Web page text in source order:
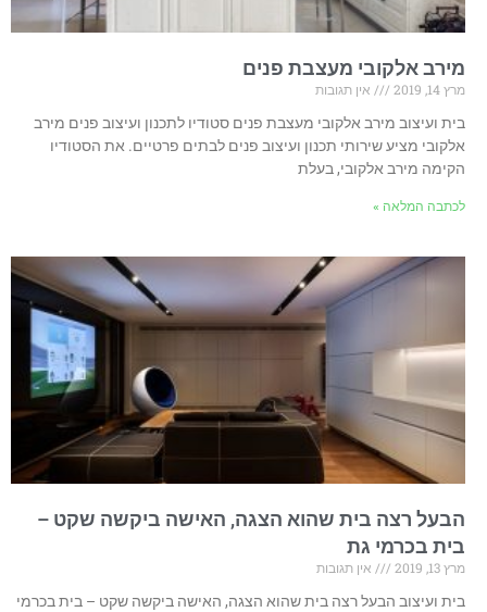
מירב אלקובי מעצבת פנים
מרץ 14, 2019
אין תגובות
בית ועיצוב מירב אלקובי מעצבת פנים סטודיו לתכנון ועיצוב פנים מירב
אלקובי מציע שירותי תכנון ועיצוב פנים לבתים פרטיים. את הסטודיו
הקימה מירב אלקובי, בעלת
לכתבה המלאה »
הבעל רצה בית שהוא הצגה, האישה ביקשה שקט –
בית בכרמי גת
מרץ 13, 2019
אין תגובות
בית ועיצוב הבעל רצה בית שהוא הצגה, האישה ביקשה שקט – בית בכרמי